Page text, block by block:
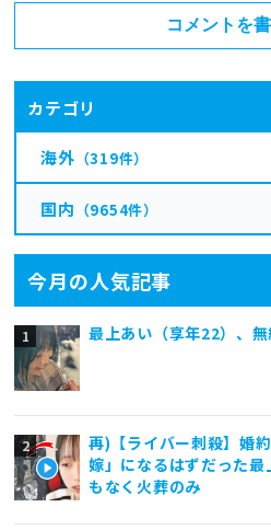
コメントを
カテゴリ
海外 （319件）
国内 （9654件）
今月の人気記事
最上あい（享年22）、
再)【ライバー刺殺】婚
嫁」になるはずだった
もなく火葬のみ